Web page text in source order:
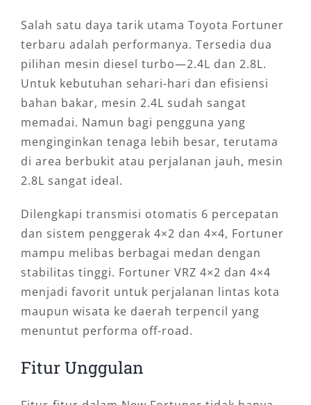
Salah satu daya tarik utama Toyota Fortuner
terbaru adalah performanya. Tersedia dua
pilihan mesin diesel turbo—2.4L dan 2.8L.
Untuk kebutuhan sehari-hari dan efisiensi
bahan bakar, mesin 2.4L sudah sangat
memadai. Namun bagi pengguna yang
menginginkan tenaga lebih besar, terutama
di area berbukit atau perjalanan jauh, mesin
2.8L sangat ideal.
Dilengkapi transmisi otomatis 6 percepatan
dan sistem penggerak 4×2 dan 4×4, Fortuner
mampu melibas berbagai medan dengan
stabilitas tinggi. Fortuner VRZ 4×2 dan 4×4
menjadi favorit untuk perjalanan lintas kota
maupun wisata ke daerah terpencil yang
menuntut performa off-road.
Fitur Unggulan